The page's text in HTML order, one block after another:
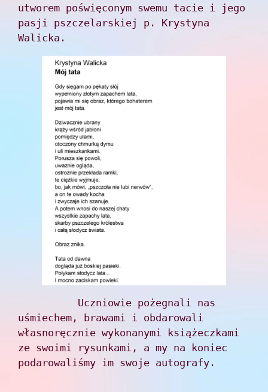
utworem poświęconym swemu tacie i jego
pasji pszczelarskiej p. Krystyna
Walicka.
uśmiechem, brawami i obdarowali
własnoręcznie wykonanymi książeczkami
ze swoimi rysunkami, a my na koniec
podarowaliśmy im swoje autografy.